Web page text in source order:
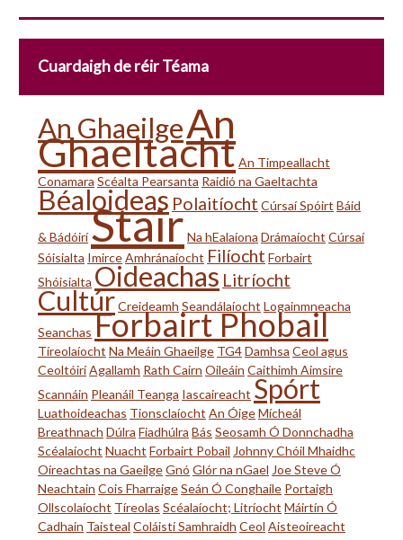
Cuardaigh de réir Téama
An GhaeilgeAn
GhaeltachtAn Timpeallacht
Conamara Scéalta Pearsanta Raidió na Gaeltachta
Béaloideas Polaitíocht Cúrsaí Spóirt Báid
& BádóiríStairNa hEalaíona Drámaíocht Cúrsaí
Sóisialta ImirceAmhránaíocht Filíocht Forbairt
Shóisialta Oideachas Litríocht
CultúrCreideamh Seandálaíocht Logainmneacha
Seanchas Forbairt Phobail
Tíreolaíocht Na Meáin Ghaeilge TG4Damhsa Ceol agus
CeoltóiríAgallamh Rath Cairn Oileáin Caithimh Aimsire
Scannáin Pleanáil Teanga Iascaireacht Spórt
Luathoideachas Tionsclaíocht An ÓigeMícheál
Breathnach Dúlra Fiadhúlra Bás Seosamh Ó Donnchadha
Scéalaíocht Nuacht Forbairt Pobail Johnny Chóil Mhaidhc
Oireachtas na GaeilgeGnó Glór na nGael Joe Steve Ó
Neachtain Cois FharraigeSeán Ó Conghaile Portaigh
Ollscolaíocht Tíreolas Scéalaíocht; Litríocht Máirtín Ó
Cadhain Taisteal Coláistí Samhraidh Ceol Aisteoireacht